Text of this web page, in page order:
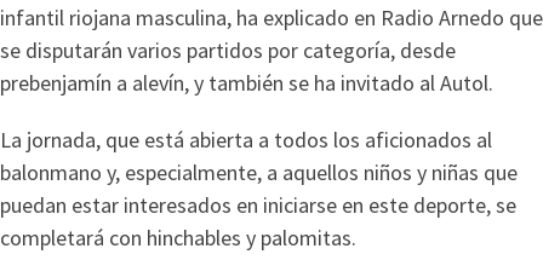
infantil riojana masculina, ha explicado en Radio Arnedo que
se disputarán varios partidos por categoría, desde
prebenjamín a alevín, y también se ha invitado al Autol.
La jornada, que está abierta a todos los aficionados al
balonmano y, especialmente, a aquellos niños y niñas que
puedan estar interesados en iniciarse en este deporte, se
completará con hinchables y palomitas.